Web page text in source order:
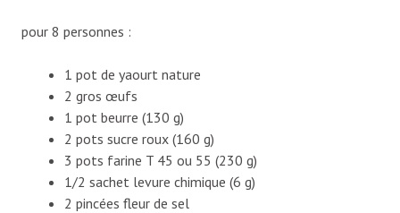
pour 8 personnes :
1 pot de yaourt nature
2 gros œufs
1 pot beurre (130 g)
2 pots sucre roux (160 g)
3 pots farine T 45 ou 55 (230 g)
1/2 sachet levure chimique (6 g)
2 pincées fleur de sel